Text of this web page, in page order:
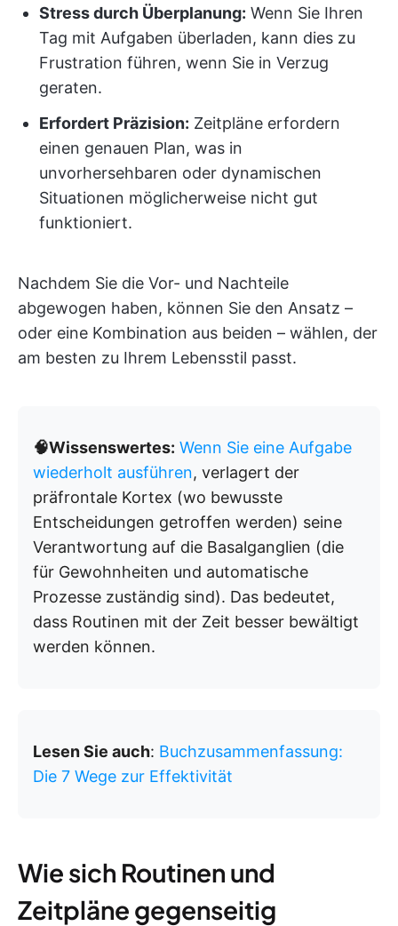
Stress durch Überplanung: Wenn Sie Ihren
Tag mit Aufgaben überladen, kann dies zu
Frustration führen, wenn Sie in Verzug
geraten.
Erfordert Präzision: Zeitpläne erfordern
einen genauen Plan, was in
unvorhersehbaren oder dynamischen
Situationen möglicherweise nicht gut
funktioniert.
Nachdem Sie die Vor- und Nachteile
abgewogen haben, können Sie den Ansatz –
oder eine Kombination aus beiden – wählen, der
am besten zu Ihrem Lebensstil passt.
🧠Wissenswertes: Wenn Sie eine Aufgabe
wiederholt ausführen, verlagert der
präfrontale Kortex (wo bewusste
Entscheidungen getroffen werden) seine
Verantwortung auf die Basalganglien (die
für Gewohnheiten und automatische
Prozesse zuständig sind). Das bedeutet,
dass Routinen mit der Zeit besser bewältigt
werden können.
Lesen Sie auch: Buchzusammenfassung:
Die 7 Wege zur Effektivität
Wie sich Routinen und
Zeitpläne gegenseitig